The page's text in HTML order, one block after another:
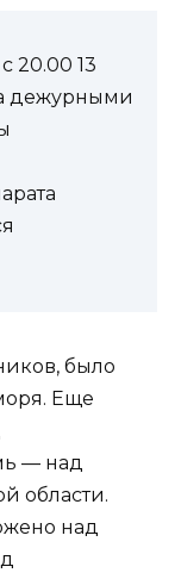
20.00 13
дежурными
было
Еще
— над
области.
над